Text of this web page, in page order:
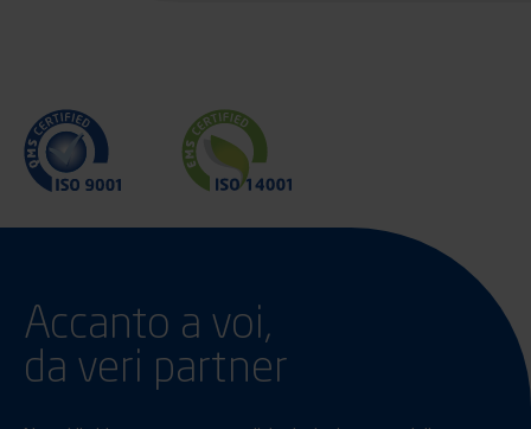
Accanto a voi,
da veri partner